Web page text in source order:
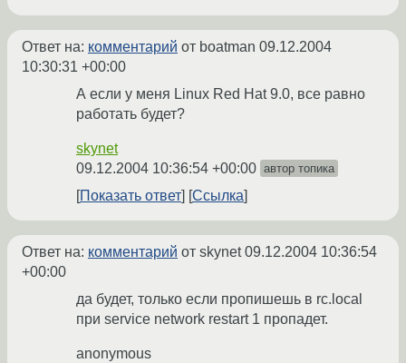
Ответ на: комментарий от boatman 09.12.2004
10:30:31 +00:00
А если у меня Linux Red Hat 9.0, все равно
работать будет?
skynet
09.12.2004 10:36:54 +00:00 автор топика
Показать ответ Ссылка
Ответ на: комментарий от skynet09.12.2004 10:36:54
+00:00
да будет, только если пропишешь в rc.local
при service network restart 1 пропадет.
anonymous